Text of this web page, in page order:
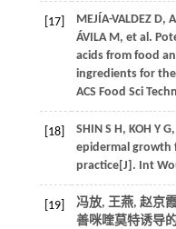
[17]
MEJÍA-VALDEZ D,
ÁVILA M, et al.
acids from food
ingredients for
ACS Food Sci
[18]
SHIN S H, KOH Y
epidermal growth
practice[J]. Int
[19]
冯放, 王燕, 赵京
善咪喹莫特诱导